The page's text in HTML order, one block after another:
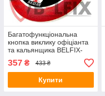
Багатофункціональна
кнопка виклику офіціанта
та кальянщика BELFIX-
357 ₴ 433 ₴
Купити